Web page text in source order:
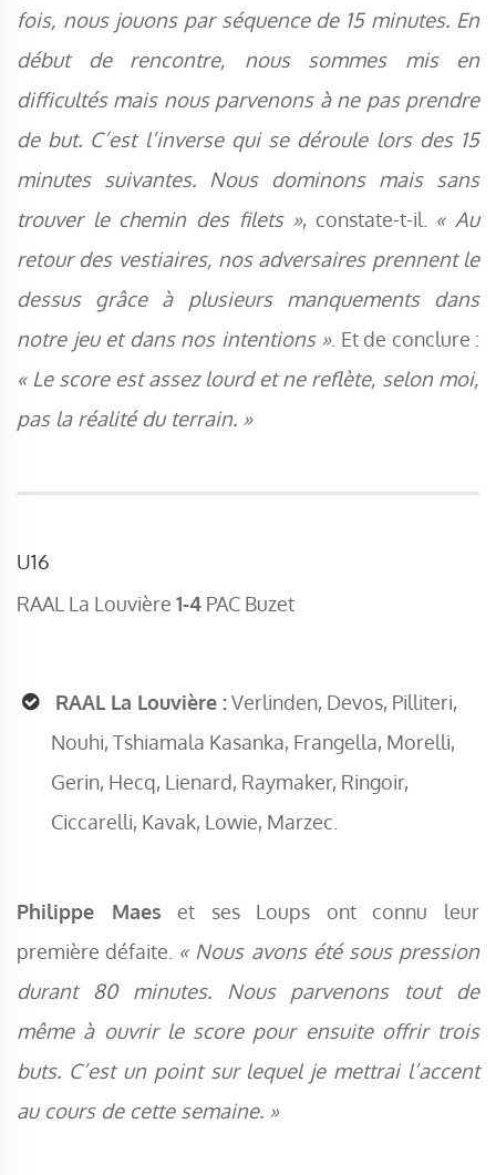
fois, nous jouons par séquence de 15 minutes. En
début de rencontre, nous sommes mis en
difficultés mais nous parvenons à ne pas prendre
de but. C’est l’inverse qui se déroule lors des 15
minutes suivantes. Nous dominons mais sans
trouver le chemin des filets », constate-t-il. « Au
retour des vestiaires, nos adversaires prennent le
dessus grâce à plusieurs manquements dans
notre jeu et dans nos intentions ». Et de conclure :
« Le score est assez lourd et ne reflète, selon moi,
pas la réalité du terrain. »
U16
RAAL La Louvière 1-4 PAC Buzet
RAAL La Louvière :Verlinden, Devos, Pilliteri,
Nouhi, Tshiamala Kasanka, Frangella, Morelli,
Gerin, Hecq, Lienard, Raymaker, Ringoir,
Ciccarelli, Kavak, Lowie, Marzec.
Philippe Maes et ses Loups ont connu leur
première défaite. « Nous avons été sous pression
durant 80 minutes. Nous parvenons tout de
même à ouvrir le score pour ensuite offrir trois
buts. C’est un point sur lequel je mettrai l’accent
au cours de cette semaine. »